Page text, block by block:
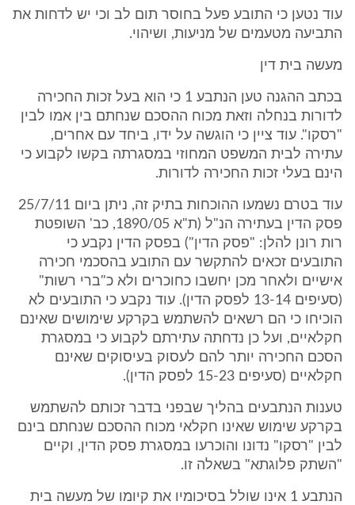
עוד נטען כי התובע פעל בחוסר תום לב וכי יש לדחות את
התביעה מטעמים של מניעות, ושיהוי.
מעשה בית דין
בכתב ההגנה טען הנתבע 1 כי הוא בעל זכות החכירה
לדורות בנחלה וזאת מכוח ההסכם שנחתם בין אמו לבין
"רסקו". עוד ציין כי הוגשה על ידו, ביחד עם אחרים,
עתירה לבית המשפט המחוזי במסגרתה בקשו לקבוע כי
הינם בעלי זכות החכירה לדורות.
עוד בטרם נשמעו ההוכחות בתיק זה, ניתן ביום 25/7/11
פסק הדין בעתירה הנ"ל (ת"א 1890/05, כב' השופטת
רות רונן להלן: "פסק הדין") בפסק הדין נקבע כי
התובעים זכאים להתקשר עם התובע בהסכמי חכירה
אישיים ולאחר מכן יחשבו כחוכרים ולא כ"ברי רשות"
(סעיפים 13-14 לפסק הדין). עוד נקבע כי התובעים לא
הוכיחו כי הם רשאים להשתמש בקרקע שימושים שאינם
חקלאיים, ועל כן נדחתה עתירתם לקבוע כי במסגרת
הסכם החכירה יותר להם לעסוק בעיסוקים שאינם
חקלאיים (סעיפים 15-23 לפסק הדין).
טענות הנתבעים בהליך שבפני בדבר זכותם להשתמש
בקרקע שימוש שאינו חקלאי מכוח ההסכם שנחתם בינם
לבין "רסקו" נדונו והוכרעו במסגרת פסק הדין, וקיים
"השתק פלוגתא" בשאלה זו.
הנתבע 1 אינו שולל בסיכומיו את קיומו של מעשה בית